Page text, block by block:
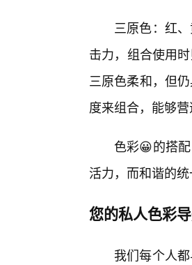
三原色：红
击力，组合使用
三原色柔和，但
度来组合，能够
色彩😀的搭
活力，而和谐的统
您的私人色彩
我们每个人